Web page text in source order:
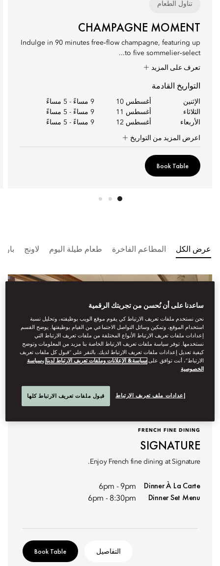
تناول الطعام
CHAMPAGNE MOMENT
Indulge in 90 minutes free‑flow champagne, featuring up
to five sommelier‑select...
تعرف على المزيد
التواريخ القادمة
الإثنين أغسطس 10 5 مساءً -
9 مساءً
الثلاثاء
أغسطس 11 5 مساءً -
9 مساءً
الأربعاء
أغسطس 12 5 مساءً - 9 مساءً
اعرض المزيد من التواريخ
Book Table
عرض الكل المطاعم الفاخرة طعام طيلة اليوم لاونج بار
FRENCH FINE DINING
SIGNATURE
Enjoy French fine dining at Signature.
Dinner À La Carte
6pm - 9pm
Dinner Set Menu
6pm - 8:30pm
التفاصيل Book Table
ساعدنا على أن نُحسن من تجربتك الرقمية
نحن نستخدم ملفات تعريف الارتباط كي يقوم موقع الويب بوظيفته، وتحليل نسبة
استخدام الموقع، وتمكين وسائل التواصل الاجتماعي من القيام بوظيفتها. يوضح القسم
إعدادات ملفات تعريف الارتباط الأنواع المختلفة من ملفات تعريف الارتباط التي
نستخدمها. توفر سياسة ملفات تعريف الارتباط الخاصة بنا مزيد من المعلومات وتوضح
كيفية تعديل إعدادات ملفات تعريف الارتباط لديك. بالنقر على “قبول كل ملفات تعريف
الارتباط”، أنت توافق علىسياسة& الإعلانات وملفات تعريف الارتباط لدينا وسياسة
الخصوصية
إعدادات ملف تعريف الارتباط قبول ملفات تعريف الارتباط كلها